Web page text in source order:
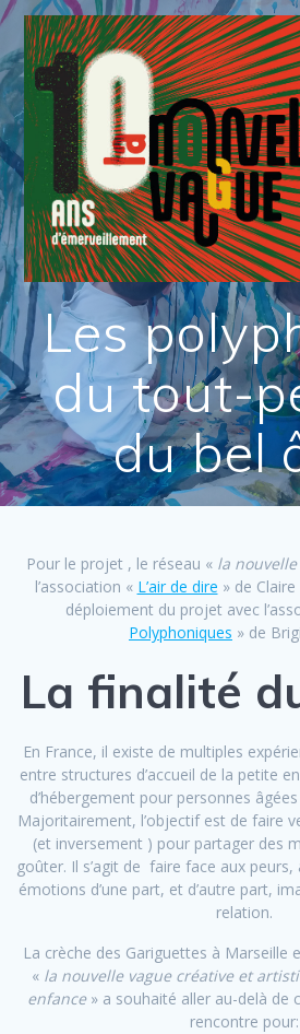
Skip
to
content
Les
du tout-
du bel
Pour le projet , le réseau «la nouvelle
l’association « L’air de dire » de
déploiement du projet avec
Polyphoniques » de
La finalité
En France, il existe de multiples
entre structures d’accueil de la petite
d’hébergement pour personnes
Majoritairement, l’objectif est de faire
(et inversement ) pour partager des
goûter. Il s’agit de faire face aux
émotions d’une part, et d’autre part,
relation.
La crèche des Gariguettes à Marseille
« la nouvelle vague créative et
enfance» a souhaité aller au-delà de
rencontre pour: